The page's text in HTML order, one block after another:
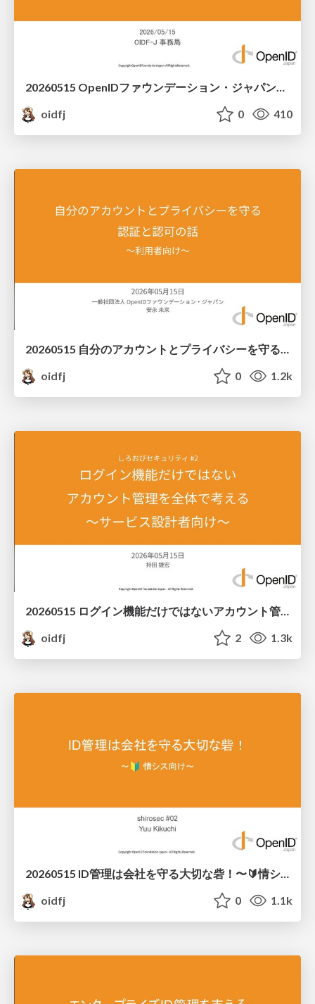
oidfj
0 410
20260515 ⾃分のアカウントとプライバシーを守る認証と認可の話〜利⽤者向け〜
oidfj
0 1.2k
20260515 ログイン機能だけではないアカウント管理を全体で考える～サービス設計者向け～
oidfj
2 1.3k
20260515 ID管理は会社を守る大切な砦！〜🔰情シス向け〜
oidfj
0 1.1k